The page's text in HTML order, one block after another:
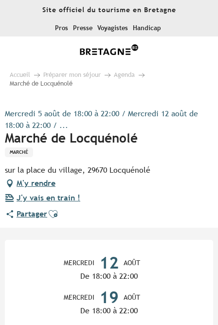
Site officiel du tourisme en Bretagne
Pros Presse Voyagistes Handicap
Accueil Préparer mon séjour
Agenda
Marché de Locquénolé
Mercredi 5 août de 18:00 à 22:00 / Mercredi 12 août de
18:00 à 22:00 / ...
Marché de Locquénolé
MARCHÉ
sur la place du village, 29670 Locquénolé
M'y rendre
J'y vais en train !
PartagerAjouter aux favoris
MERCREDI 12 AOÛT
De 18:00 à 22:00
MERCREDI 19 AOÛT
De 18:00 à 22:00